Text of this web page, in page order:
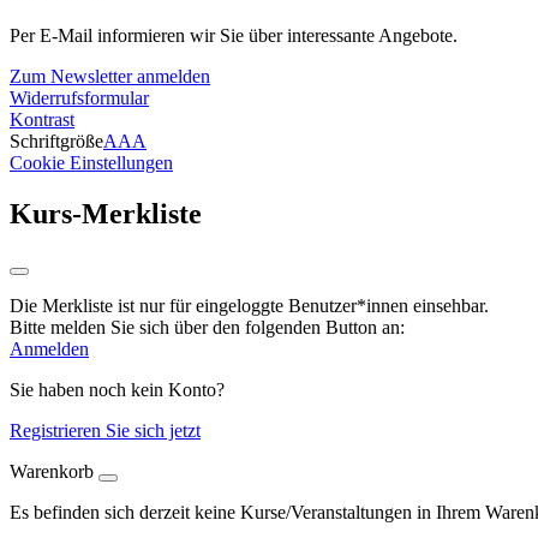
Per E-Mail informieren wir Sie über interessante Angebote.
Zum Newsletter anmelden
Widerrufsformular
Kontrast
SchriftgrößeAAA
Cookie Einstellungen
Kurs-Merkliste
Die Merkliste ist nur für eingeloggte Benutzer*innen einsehbar.
Bitte melden Sie sich über den folgenden Button an:
Anmelden
Sie haben noch kein Konto?
Registrieren Sie sich jetzt
Warenkorb
Es befinden sich derzeit keine Kurse/Veranstaltungen in Ihrem